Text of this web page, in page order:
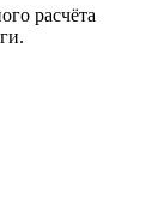
расчёта